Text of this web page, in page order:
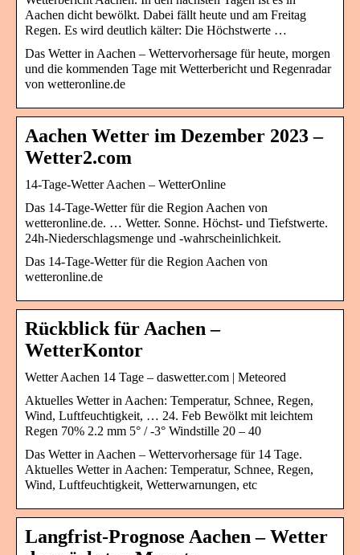
Aachen dicht bewölkt. Dabei fällt heute und am Freitag
Regen. Es wird deutlich kälter: Die Höchstwerte …
Das Wetter in Aachen – Wettervorhersage für heute, morgen
und die kommenden Tage mit Wetterbericht und Regenradar
von wetteronline.de
Aachen Wetter im Dezember 2023 –
Wetter2.com
14-Tage-Wetter Aachen – WetterOnline
Das 14-Tage-Wetter für die Region Aachen von
wetteronline.de. … Wetter. Sonne. Höchst- und Tiefstwerte.
24h-Niederschlagsmenge und -wahrscheinlichkeit.
Das 14-Tage-Wetter für die Region Aachen von
wetteronline.de
Rückblick für Aachen –
WetterKontor
Wetter Aachen 14 Tage – daswetter.com | Meteored
Aktuelles Wetter in Aachen: Temperatur, Schnee, Regen,
Wind, Luftfeuchtigkeit, … 24. Feb Bewölkt mit leichtem
Regen 70% 2.2 mm 5° / -3° Windstille 20 – 40
Das Wetter in Aachen – Wettervorhersage für 14 Tage.
Aktuelles Wetter in Aachen: Temperatur, Schnee, Regen,
Wind, Luftfeuchtigkeit, Wetterwarnungen, etc
Langfrist-Prognose Aachen – Wetter